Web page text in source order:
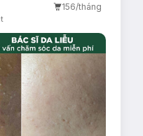
156/tháng